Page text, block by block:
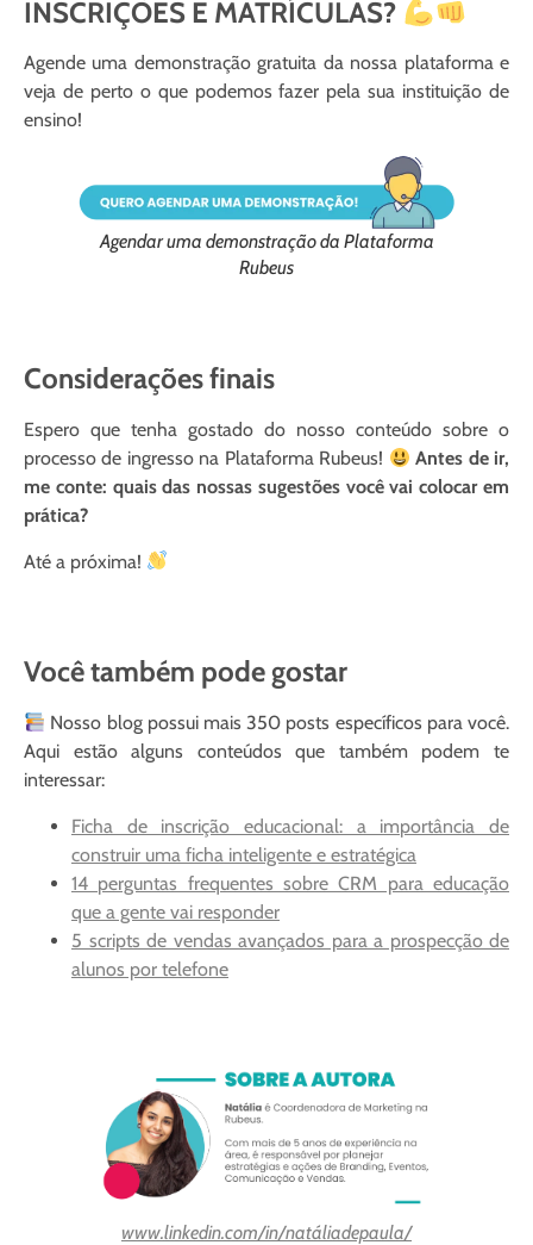
INSCRIÇÕES E MATRÍCULAS?
Agende uma demonstração gratuita da nossa plataforma e
veja de perto o que podemos fazer pela sua instituição de
ensino!
Agendar uma demonstração da Plataforma
Rubeus
Considerações finais
Espero que tenha gostado do nosso conteúdo sobre o
processo de ingresso na Plataforma Rubeus!
Antes de ir,
me conte: quais das nossas sugestões você vai colocar em
prática?
Até a próxima!
Você também pode gostar
Nosso blog possui mais 350 posts específicos para você.
Aqui estão alguns conteúdos que também podem te
interessar:
Ficha de inscrição educacional: a importância de
construir uma ficha inteligente e estratégica
14 perguntas frequentes sobre CRM para educação
que a gente vai responder
5 scripts de vendas avançados para a prospecção de
alunos por telefone
www.linkedin.com/in/natáliadepaula/